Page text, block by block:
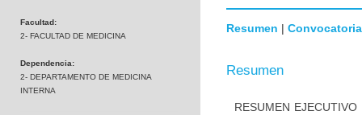
Facultad:
2- FACULTAD DE MEDICINA
Dependencia:
2- DEPARTAMENTO DE MEDICINA
INTERNA
Resumen | Convocatoria
Resumen
RESUMEN